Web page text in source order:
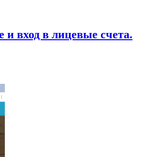
вход в лицевые счета.